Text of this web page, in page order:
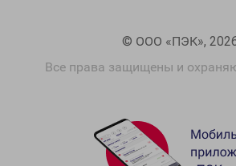
© ООО «ПЭК»,
Все права защищены и